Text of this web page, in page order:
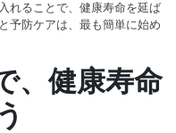
れることで、健康寿命を延ば
予防ケアは、最も簡単に始め
、健康寿命